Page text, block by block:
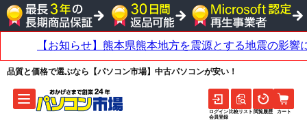
品質と価格で選ぶなら【パソコン市場】中古パソコンが安い！
ログイン
会員登録
比較リスト 閲覧履歴 カート